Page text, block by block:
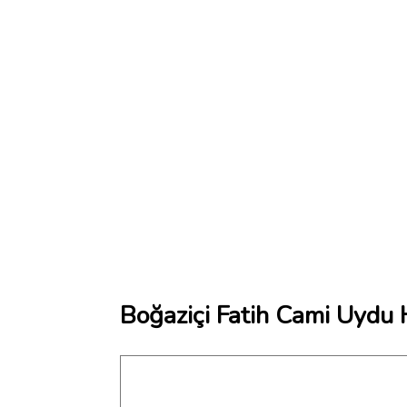
Boğaziçi Fatih Cami Uydu